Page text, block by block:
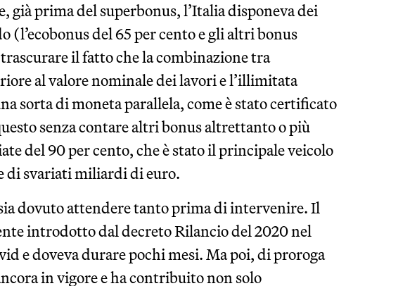
già prima del superbonus, l’Italia disponeva dei
(l’ecobonus del 65 per cento e gli altri bonus
il fatto che la combinazione tra
al valore nominale dei lavori e l’illimitata
sorta di moneta parallela, come è stato certificato
senza contare altri bonus altrettanto o più
del 90 per cento, che è stato il principale veicolo
di svariati miliardi di euro.
dovuto attendere tanto prima di intervenire. Il
introdotto dal decreto Rilancio del 2020 nel
e doveva durare pochi mesi. Ma poi, di proroga
in vigore e ha contribuito non solo